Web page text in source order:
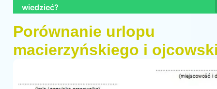
wiedzieć?
Porównanie urlopu
macierzyńskiego i